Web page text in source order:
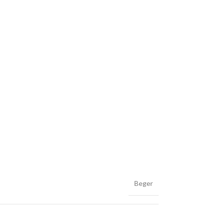
Beger